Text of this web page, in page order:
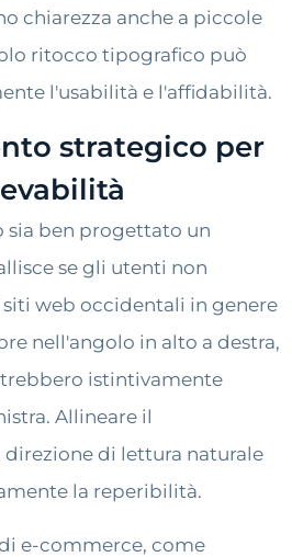
chiarezza anche a piccole
ritocco tipografico può
l'usabilità e l'affidabilità.
strategico per
ben progettato un
se gli utenti non
siti web occidentali in genere
nell'angolo in alto a destra,
istintivamente
Allineare il
di lettura naturale
la reperibilità.
e-commerce, come